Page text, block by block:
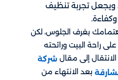
ويجعل تجربة تنظيف
وكفاءة.
بغرف الجلوس، لكن
راحة البيت ورائحته
إلى مقال شركة
بعد الانتهاء من